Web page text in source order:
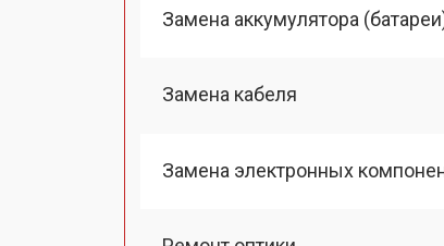
Замена аккумулятора
Замена кабеля
Замена электронных